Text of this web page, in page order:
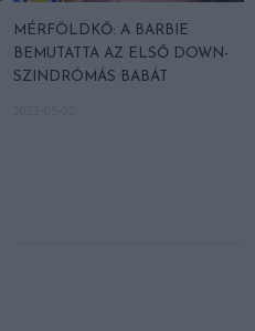
MÉRFÖLDKŐ: A BARBIE
BEMUTATTA AZ ELSŐ DOWN-
SZINDRÓMÁS BABÁT